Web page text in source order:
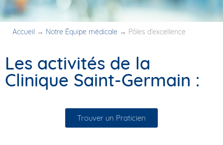
Accueil → Notre Équipe médicale → Pôles d’excellence
Les activités de la
Clinique Saint-Germain :
Trouver un Praticien